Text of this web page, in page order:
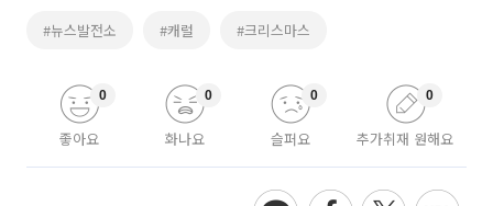
#뉴스발전소 #캐럴 #크리스마스
좋아요
0
화나요
0
슬퍼요
0
추가취재 원해요
0